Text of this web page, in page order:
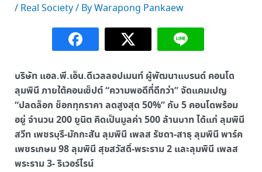
/ Real Society/ ByWarapong Pankaew
บริษัท แอล.พี.เอ็น.ดีเวลลอปเมนท์ ผู้พัฒนาแบรนด์ คอนโด
ลุมพินี ภายใต้คอนเซ็ปต์ “ความพอดีที่ดีกว่า” จัดแคมเปญ
“ปลดล็อก ช็อกทุกราคา ลดสูงสุด 50%” กับ 5 คอนโดพร้อม
อยู่ จำนวน 200 ยูนิต คิดเป็นมูลค่า 500 ล้านบาท ได้แก่ ลุมพินี
สวีท เพชรบุรี-มักกะสัน ลุมพินี เพลส รัชดา-สาธุ ลุมพินี พาร์ค
เพชรเกษม 98 ลุมพินี สุขสวัสดิ์-พระราม 2 และลุมพินี เพลส
พระราม 3- ริเวอร์ไรน์